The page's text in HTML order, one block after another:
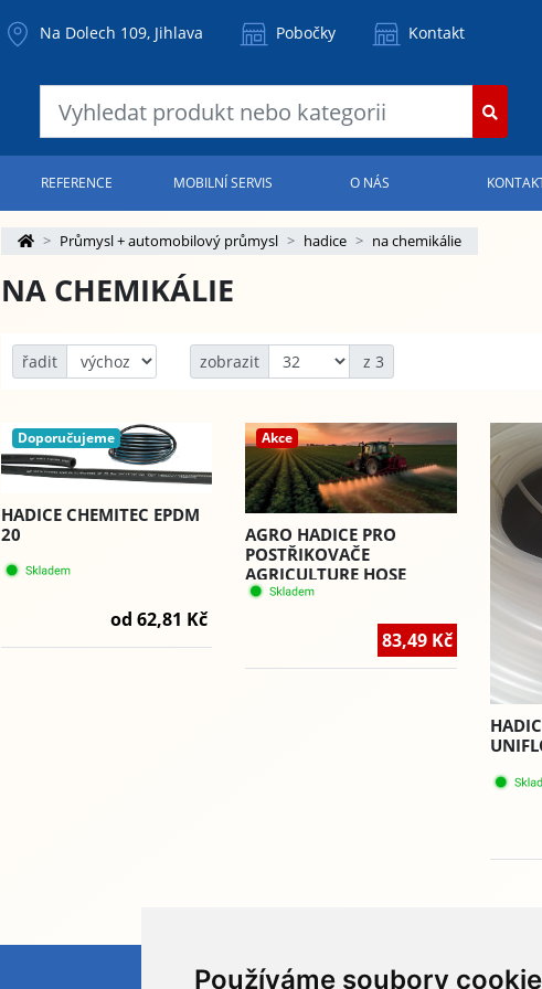
Používáme soubory
Na Dolech 109, Jihlava Pobočky Kontakt
REFERENCE MOBILNÍ SERVIS O NÁS
Průmysl + automobilový průmysl hadice na chemikálie
NA CHEMIKÁLIE
řadit zobrazit z 3
Doporučujeme
HADICE CHEMITEC EPDM
20
od 62,81 Kč
Akce
AGRO HADICE PRO
POSTŘIKOVAČE
AGRICULTURE HOSE
83,49 Kč